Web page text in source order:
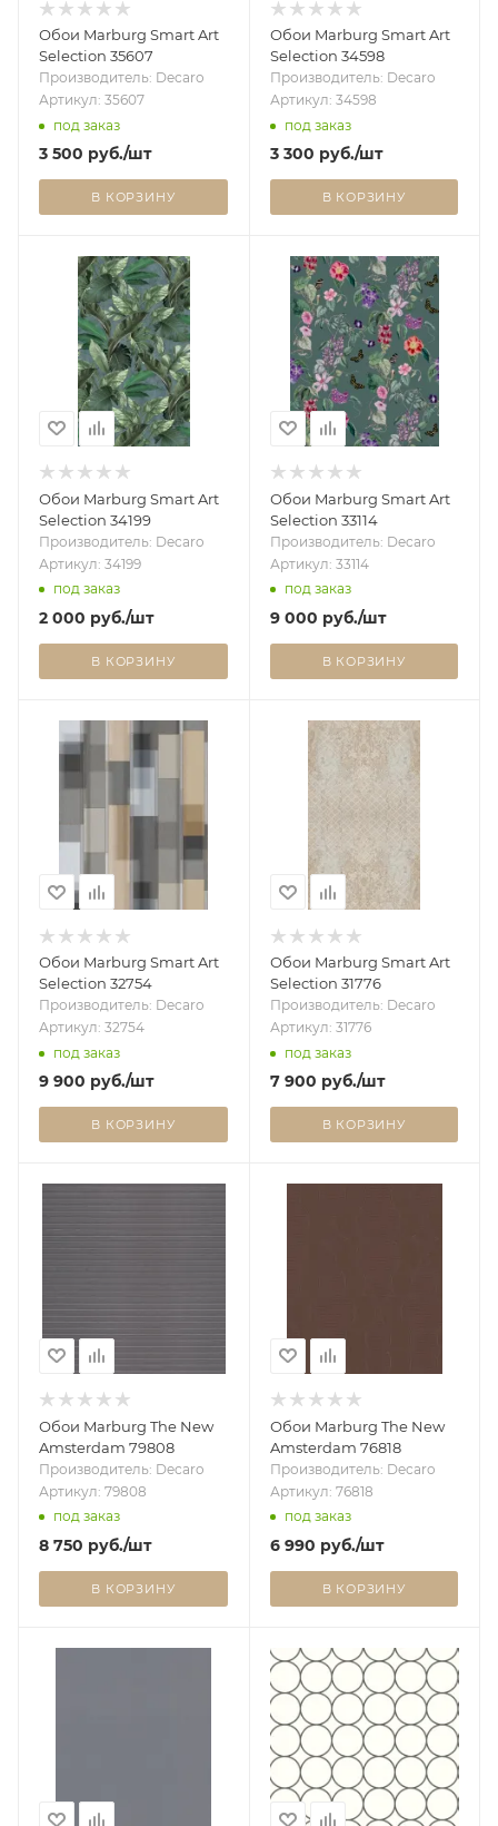
Обои Marburg Smart Art
Selection 35607
Производитель: Decaro
Артикул: 35607
под заказ
3 500 руб./шт
В КОРЗИНУ
Обои Marburg Smart Art
Selection 34598
Производитель: Decaro
Артикул: 34598
под заказ
3 300 руб./шт
В КОРЗИНУ
Обои Marburg Smart Art
Selection 34199
Производитель: Decaro
Артикул: 34199
под заказ
2 000 руб./шт
В КОРЗИНУ
Обои Marburg Smart Art
Selection 33114
Производитель: Decaro
Артикул: 33114
под заказ
9 000 руб./шт
В КОРЗИНУ
Обои Marburg Smart Art
Selection 32754
Производитель: Decaro
Артикул: 32754
под заказ
9 900 руб./шт
В КОРЗИНУ
Обои Marburg Smart Art
Selection 31776
Производитель: Decaro
Артикул: 31776
под заказ
7 900 руб./шт
В КОРЗИНУ
Обои Marburg The New
Amsterdam 79808
Производитель: Decaro
Артикул: 79808
под заказ
8 750 руб./шт
В КОРЗИНУ
Обои Marburg The New
Amsterdam 76818
Производитель: Decaro
Артикул: 76818
под заказ
6 990 руб./шт
В КОРЗИНУ